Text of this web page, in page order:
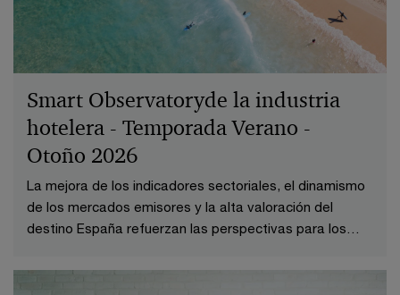
Smart Observatoryde la industria
hotelera - Temporada Verano -
Otoño 2026
La mejora de los indicadores sectoriales, el dinamismo
de los mercados emisores y la alta valoración del
destino España refuerzan las perspectivas para los